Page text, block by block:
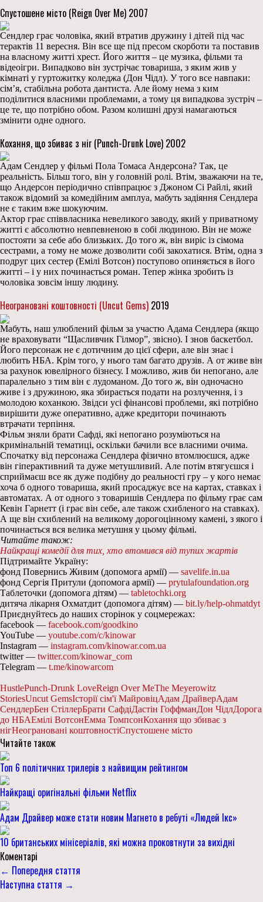
Спустошене місто (Reign Over Me) 2007
Сендлер грає чоловіка, який втратив дружину і дітей під час
терактів 11 вересня. Він все ще під пресом скорботи та поставив
на власному житті хрест. Його життя – це музика, фільми та
відеоігри. Випадково він зустрічає товариша, з яким жив у
кімнаті у гуртожитку коледжа (Дон Чідл). У того все навпаки:
сім’я, стабільна робота дантиста. Але йому нема з ким
поділитися власними проблемами, а тому ця випадкова зустріч –
це те, що потрібно обом. Разом колишні друзі намагаються
змінити одне одного.
Кохання, що збиває з ніг (Punch-Drunk Love) 2002
Адам Сендлер у фільмі Пола Томаса Андерсона? Так, це
реальність. Більш того, він у головній ролі. Втім, зважаючи на те,
що Андерсон періодично співпрацює з Джоном Сі Райлі, який
також відомий за комедійним амплуа, мабуть задіяння Сендлера
не є таким вже шокуючим.
Актор грає співвласника невеликого заводу, який у приватному
житті є абсолютно невпевненою в собі людиною. Він не може
постояти за себе або близьких. До того ж, він виріс із сімома
сестрами, а тому не може дозволити собі закохатися. Втім, одна з
подруг цих сестер (Емілі Вотсон) поступово опиняється в його
житті – і у них починається роман. Тепер жінка зробить із
чоловіка зовсім іншу людину.
Неограновані коштовності (Uncut Gems) 2019
Мабуть, наш улюблений фільм за участю Адама Сендлера (якщо
не враховувати “Щасливчик Гілмор”, звісно). І знов баскетбол.
Його персонаж не є дотичним до цієї сфери, але він знає і
любить НБА. Крім того, у нього там багато друзів. А от живе він
за рахунок ювелірного бізнесу. І можливо, жив би непогано, але
паралельно з тим він є лудоманом. До того ж, він одночасно
живе і з дружиною, яка збирається подати на розлучення, і з
молодою коханкою. Звідси усі фінансові проблеми, які потрібно
вирішити дуже оперативно, адже кредитори починають
втрачати терпіння.
Фільм зняли брати Сафді, які непогано розуміються на
кримінальній тематиці, оскільки бачили все власними очима.
Спочатку від персонажа Сендлера фізично втомлюєшся, адже
він гіперактивний та дуже метушливий. Але потім втягуєшся і
сприймаєш все як дуже подібну до реальності гру – у кого немає
хоча б одного товариша, який просаджує все на картах, ставках і
автоматах. А от одного з товаришів Сендлера по фільму грає сам
Кевін Гарнетт (і грає він себе, але також схибленого на ставках).
А ще він схиблений на великому дорогоцінному камені, з якого і
починається вся велика метушня у цьому фільмі.
Читайте також:
Найкращі комедії для тих, хто втомився від тупих жартів
Підтримайте Україну:
фонд Повернись Живим (допомога армії) — savelife.in.ua
фонд Сергія Притули (допомога армії) — prytulafoundation.org
Таблеточки (допомога дітям) — tabletochki.org
дитяча лікарня Охматдит (допомога дітям) — bit.ly/help-ohmatdyt
Приєднуйтесь до наших сторінок у соцмережах:
facebook — facebook.com/goodkino
YouTube — youtube.com/c/kinowar
Instagram — instagram.com/kinowar.com.ua
twitter — twitter.com/kinowar_com
Telegram — t.me/kinowarcom
HustlePunch-Drunk LoveReign Over MeThe Meyerowitz
StoriesUncut GemsІсторії сім'ї МайровіцАдам ДрайверАдам
СендлерБен СтіллерБрати СафдіДастін ГоффманДон ЧідлДорога
до НБАЕмілі ВотсонЕмма ТомпсонКохання що збиває з
нігНеограновані коштовностіСпустошене місто
Читайте також
Топ 6 політичних трилерів з найвищим рейтингом
Найкращі оригінальні фільми Netflix
Адам Драйвер може стати новим Магнето в ребуті «Людей Ікс»
10 британських мінісеріалів, які можна проковтнути за вихідні
Коментарі
← Попередня стаття
Наступна стаття →